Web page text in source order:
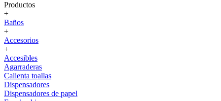
Productos
+
Baños
+
Accesorios
+
Accesibles
Agarraderas
Calienta toallas
Dispensadores
Dispensadores de papel